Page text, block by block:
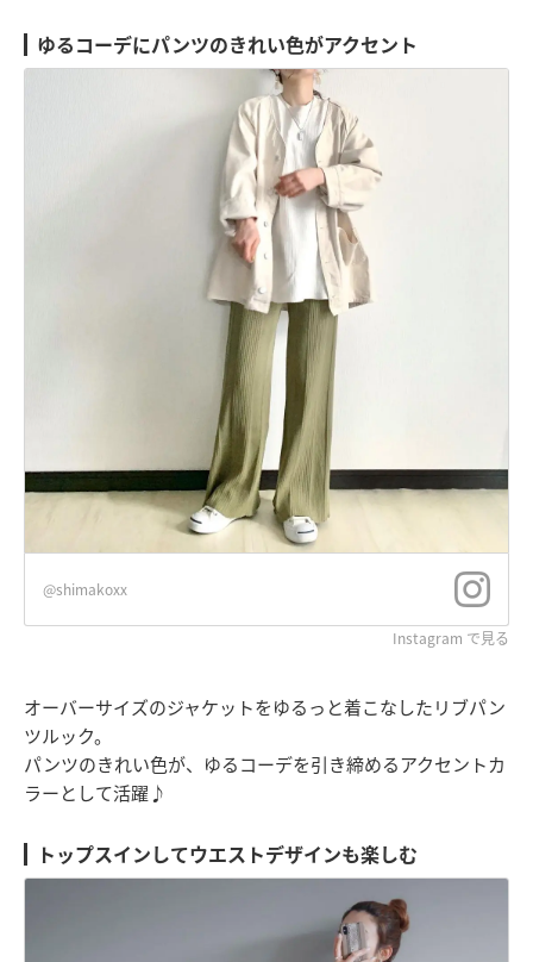
ゆるコーデにパンツのきれい色がアクセント
@shimakoxx
Instagram で見る
オーバーサイズのジャケットをゆるっと着こなしたリブパン
ツルック。
パンツのきれい色が、ゆるコーデを引き締めるアクセントカ
ラーとして活躍♪
トップスインしてウエストデザインも楽しむ